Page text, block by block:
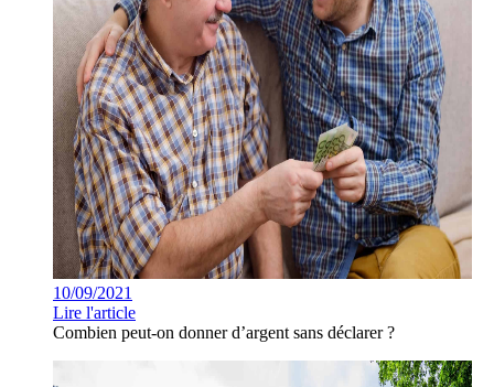
10/09/2021
Lire l'article
Combien peut-on donner d’argent sans déclarer ?